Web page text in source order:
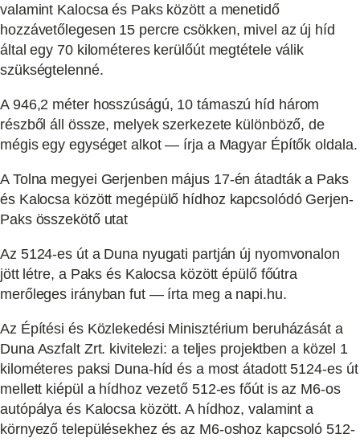
valamint Kalocsa és Paks között a menetidő
hozzávetőlegesen 15 percre csökken, mivel az új híd
által egy 70 kilométeres kerülőút megtétele válik
szükségtelenné.
A 946,2 méter hosszúságú, 10 támaszú híd három
részből áll össze, melyek szerkezete különböző, de
mégis egy egységet alkot — írja a Magyar Építők oldala.
A Tolna megyei Gerjenben május 17-én átadták a Paks
és Kalocsa között megépülő hídhoz kapcsolódó Gerjen-
Paks összekötő utat
Az 5124-es út a Duna nyugati partján új nyomvonalon
jött létre, a Paks és Kalocsa között épülő főútra
merőleges irányban fut — írta meg a napi.hu.
Az Építési és Közlekedési Minisztérium beruházását a
Duna Aszfalt Zrt. kivitelezi: a teljes projektben a közel 1
kilométeres paksi Duna-híd és a most átadott 5124-es út
mellett kiépül a hídhoz vezető 512-es főút is az M6-os
autópálya és Kalocsa között. A hídhoz, valamint a
környező településekhez és az M6-oshoz kapcsoló 512-